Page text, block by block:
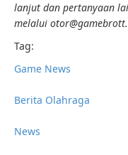
lanjut dan pertanyaan
melalui
Tag:
Game News
Berita Olahraga
News